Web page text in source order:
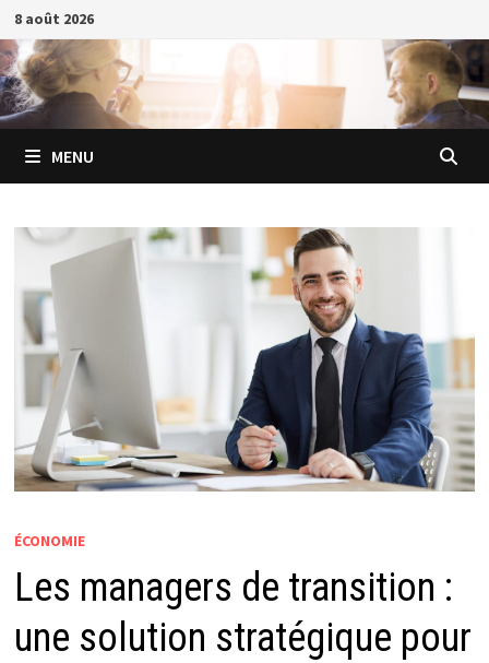
Passer
au
contenu
8 août 2026
MENU
ÉCONOMIE
Les managers de transition :
une solution stratégique pour